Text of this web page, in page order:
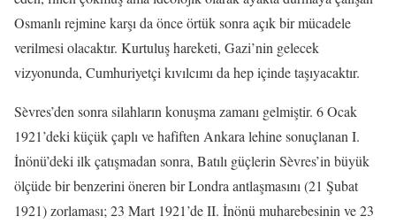
Osmanlı rejmine karşı da önce örtük sonra açık bir mücadele
verilmesi olacaktır. Kurtuluş hareketi, Gazi’nin gelecek
vizyonunda, Cumhuriyetçi kıvılcımı da hep içinde taşıyacaktır.
Sèvres’den sonra silahların konuşma zamanı gelmiştir. 6 Ocak
1921’deki küçük çaplı ve hafiften Ankara lehine sonuçlanan I.
İnönü’deki ilk çatışmadan sonra, Batılı güçlerin Sèvres’in büyük
ölçüde bir benzerini öneren bir Londra antlaşmasını (21 Şubat
1921) zorlaması; 23 Mart 1921’de II. İnönü muharebesinin ve 23